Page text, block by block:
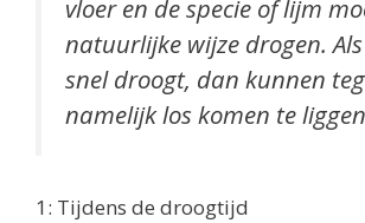
vloer en de specie of lijm
natuurlijke wijze drogen.
snel droogt, dan kunnen
namelijk los komen te
1: Tijdens de droogtijd